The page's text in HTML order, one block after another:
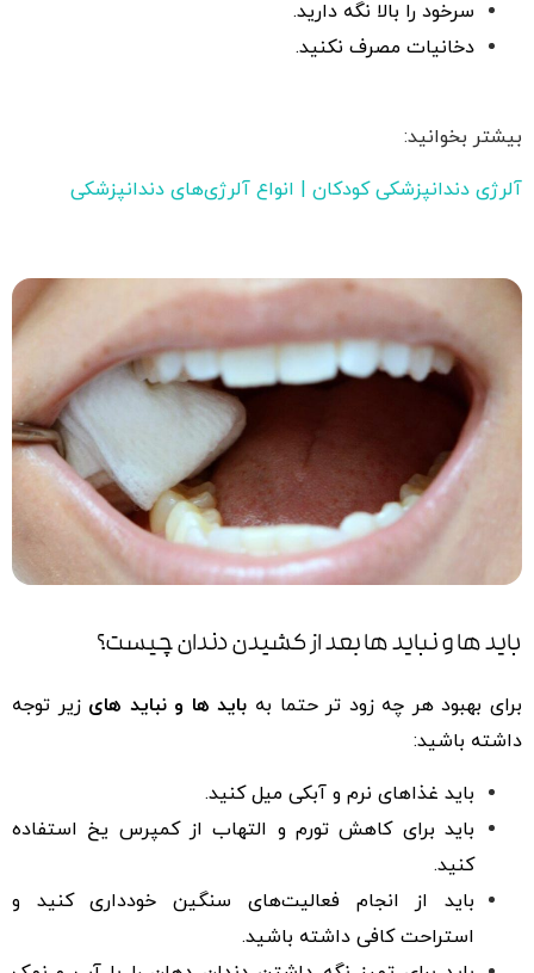
سرخود را بالا نگه دارید.
دخانیات مصرف نکنید.
بیشتر بخوانید:
آلرژی دندانپزشکی کودکان | انواع آلرژی‌های دندانپزشکی
باید ها و نباید ها بعد از کشیدن دندان چیست؟
برای بهبود هر چه زود تر حتما به باید ها و نباید های زیر توجه
داشته باشید:
باید غذاهای نرم و آبکی میل کنید.
باید برای کاهش تورم و التهاب از کمپرس یخ استفاده
کنید.
باید از انجام فعالیت‌های سنگین خودداری کنید و
استراحت کافی داشته باشید.